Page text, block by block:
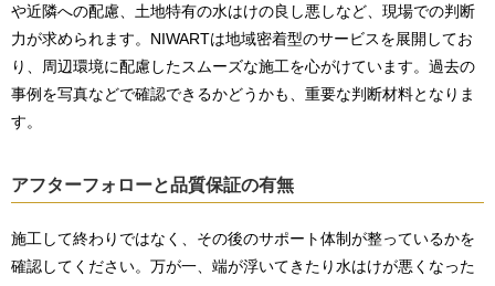
や近隣への配慮、土地特有の水はけの良し悪しなど、現場での判断
力が求められます。NIWARTは地域密着型のサービスを展開してお
り、周辺環境に配慮したスムーズな施工を心がけています。過去の
事例を写真などで確認できるかどうかも、重要な判断材料となりま
す。
アフターフォローと品質保証の有無
施工して終わりではなく、その後のサポート体制が整っているかを
確認してください。万が一、端が浮いてきたり水はけが悪くなった